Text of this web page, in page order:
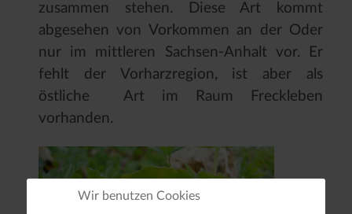
zusammen stehen. Diese Art kommt
abgesehen von Vorkommen an der Oder
nur im mittleren Sachsen-Anhalt vor. Er
fehlt der Vorharzregion, ist aber als
östliche Art im Raum Freckleben
vorhanden.
Wir benutzen Cookies